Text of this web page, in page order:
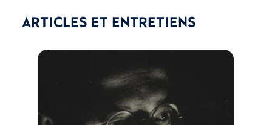
ARTICLES ET ENTRETIENS